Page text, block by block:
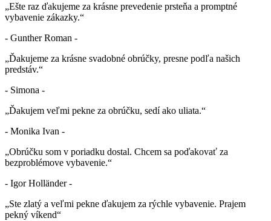
„Ešte raz ďakujeme za krásne prevedenie prsteňa a promptné
vybavenie zákazky.“
- Gunther Roman -
„Ďakujeme za krásne svadobné obrúčky, presne podľa našich
predstáv.“
- Simona -
„Ďakujem veľmi pekne za obrúčku, sedí ako uliata.“
- Monika Ivan -
„Obrúčku som v poriadku dostal. Chcem sa poďakovať za
bezproblémove vybavenie.“
- Igor Holländer -
„Ste zlatý a veľmi pekne ďakujem za rýchle vybavenie. Prajem
pekný víkend“